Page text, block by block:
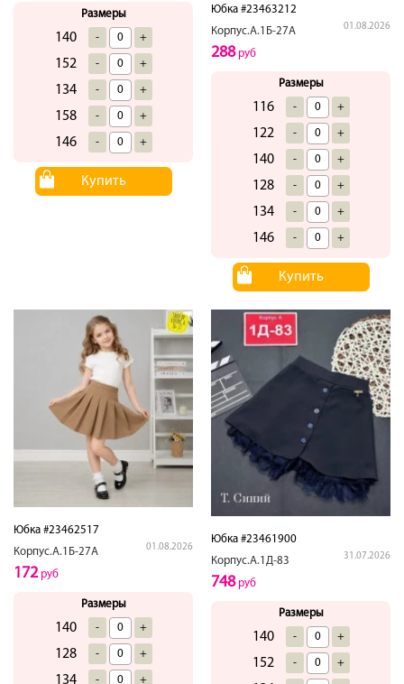
Размеры
140 - +
152 - +
134 - +
158 - +
146 - +
Купить
Юбка #23463212
Корпус.А.1Б-27А
01.08.2026
288руб
Размеры
116 - +
122 - +
140 - +
128 - +
134 - +
146 - +
Купить
Юбка #23462517
Корпус.А.1Б-27А
01.08.2026
172руб
Размеры
140 - +
128 - +
134 - +
Юбка #23461900
Корпус.А.1Д-83
31.07.2026
748руб
Размеры
140 - +
152 - +